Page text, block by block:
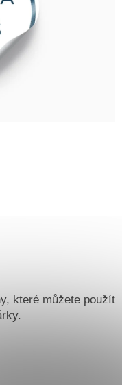
které můžete použít